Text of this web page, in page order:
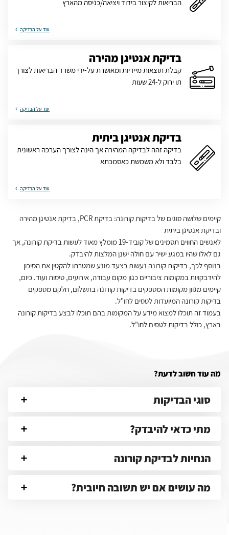
הבריאות לקיצור בידוד ויציאה/כניסה מהארץ
עוד על הבדיקה
בדיקת אנטיגן מהירה
קבלת תוצאות מיידיות ומאושרת על-ידי משרד הבריאות לצורך
תו ירוק ל-24 שעות
עוד על הבדיקה
בדיקת אנטיגן ביתית
בדיקה זהה לבדיקה המהירה אך הינה לצורך הערכה ראשונית
בלבד ולא משמשת כאסמכתא
עוד על הבדיקה
קיימים שלושה סוגים של בדיקות קורונה: בדיקת PCR, בדיקת אנטיגן מהירה
ובדיקת אנטיגן ביתית
לאנשים החווים תסמינים של קוביד-19 מומלץ מאוד לעשות בדיקת קורונה, אך
גם לאלו שהיו במגע ישיר עם חולה ישנן המלצות להיבדק.
בנוסף לכך, בדיקות קורונה נעשות כצעד מונע שמטרתו להקטין את הסיכון
להידבקויות במקומות ציבוריים כגון מקום עבודה, אירועים, טיסות ועוד. כיום,
קיימים מגוון מקומות המספקים בדיקות קורונה בתשלום, חלקם מספקים
בדיקות קורונה המיועדות לטסים לחו"ל.
בעמוד זה תוכלו למצוא מידע על המקומות בהם תוכלו לבצע בדיקות קורונה
בארץ, כולל בדיקות לטסים לחו"ל.
מה עוד חשוב לדעת?
סוגי הבדיקות
מתי כדאי להיבדק?
הנחיות לבדיקת קורונה
מה עושים אם יש תשובה חיובית?